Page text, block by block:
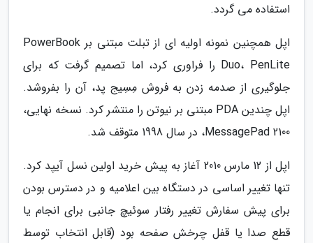
استفاده می گردد.
اپل همچنین نمونه اولیه ای از تبلت مبتنی بر PowerBook
Duo، PenLite را فراوری کرد، اما تصمیم گرفت که برای
جلوگیری از صدمه زدن به فروش مِسِیج پد، آن را بفروشد.
اپل چندین PDA مبتنی بر نیوتن را منتشر کرد. نسخه نهایی،
MessagePad 2100، در سال 1998 متوقف شد.
اپل از 12 مارس 2010 آغاز به پیش خرید اولین نسل آیپد کرد.
تنها تغییر اساسی در دستگاه بین اعلامیه و در دسترس بودن
برای پیش سفارش تغییر رفتار سوئیچ جانبی برای انجام یا
قطع صدا یا قفل چرخش صفحه بود (قابل انتخاب توسط